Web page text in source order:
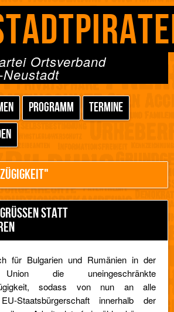
Ortsverband
PROGRAMM
TERMINE
STATT R
für Bulgarien und Rumänien in der
Union die uneingeschränkte
sodass von nun an alle
Staatsbürgerschaft innerhalb der